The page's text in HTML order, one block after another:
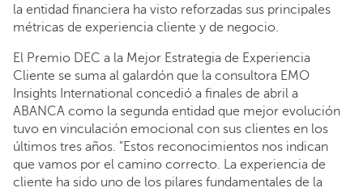
la entidad financiera ha visto reforzadas sus principales
métricas de experiencia cliente y de negocio.
El Premio DEC a la Mejor Estrategia de Experiencia
Cliente se suma al galardón que la consultora EMO
Insights International concedió a finales de abril a
ABANCA como la segunda entidad que mejor evolución
tuvo en vinculación emocional con sus clientes en los
últimos tres años. "Estos reconocimientos nos indican
que vamos por el camino correcto. La experiencia de
cliente ha sido uno de los pilares fundamentales de la